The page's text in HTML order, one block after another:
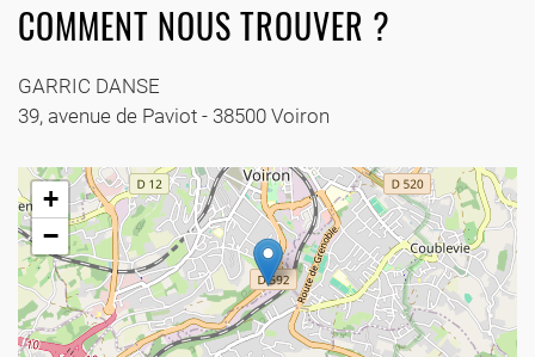
COMMENT NOUS TROUVER ?
GARRIC DANSE
39, avenue de Paviot - 38500 Voiron
+
−